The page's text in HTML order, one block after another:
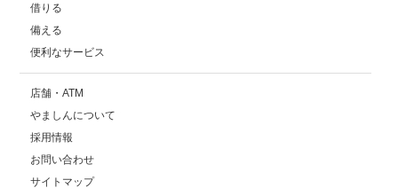
借りる
備える
便利なサービス
店舗・ATM
やましんについて
採用情報
お問い合わせ
サイトマップ